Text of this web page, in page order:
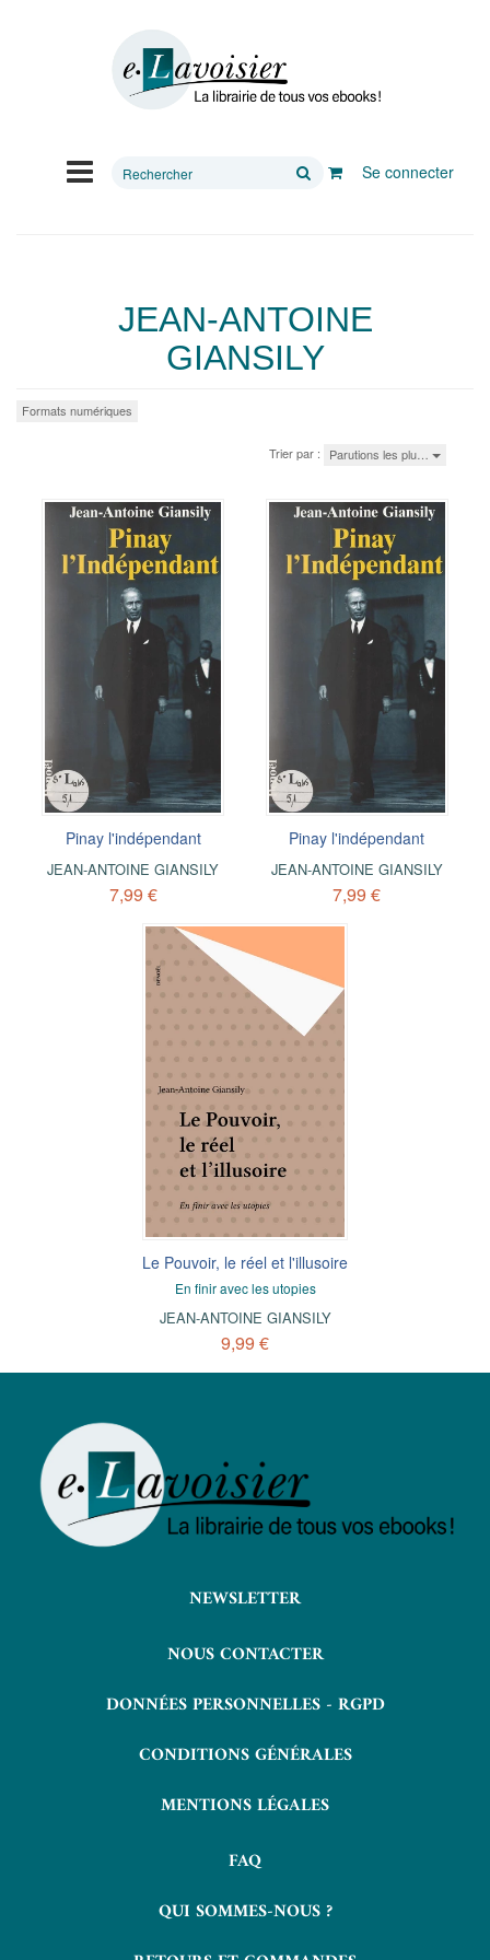
Rechercher
Se connecter
JEAN-ANTOINE
GIANSILY
Formats numériques
Trier par : Parutions les plu…
Pinay l'indépendant
JEAN-ANTOINE GIANSILY
7,99 €
Pinay l'indépendant
JEAN-ANTOINE GIANSILY
7,99 €
Le Pouvoir, le réel et l'illusoire
En finir avec les utopies
JEAN-ANTOINE GIANSILY
9,99 €
NEWSLETTER
NOUS CONTACTER
DONNÉES PERSONNELLES - RGPD
CONDITIONS GÉNÉRALES
MENTIONS LÉGALES
FAQ
QUI SOMMES-NOUS ?